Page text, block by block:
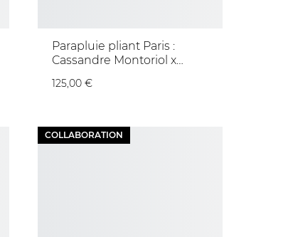
Parapluie pliant Paris :
Cassandre Montoriol x
125,00 €
COLLABORATION